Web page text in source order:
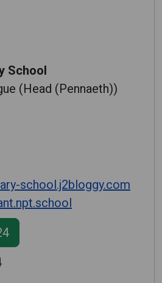
School
(Head (Pennaeth))
school.j2bloggy.com